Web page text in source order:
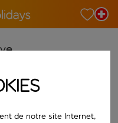
Lorsque les
de notre site Internet,